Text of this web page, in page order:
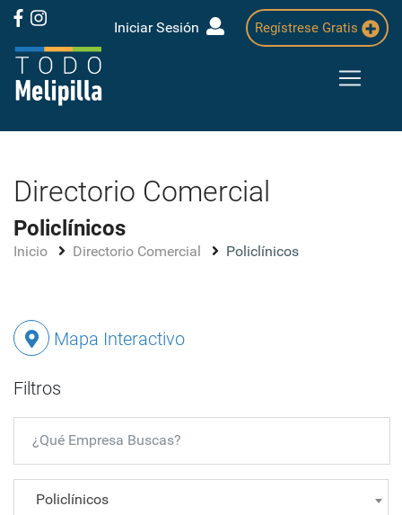
Iniciar Sesión Regístrese Gratis
Directorio Comercial
Policlínicos
Inicio Directorio Comercial Policlínicos
Mapa Interactivo
Filtros
Policlínicos